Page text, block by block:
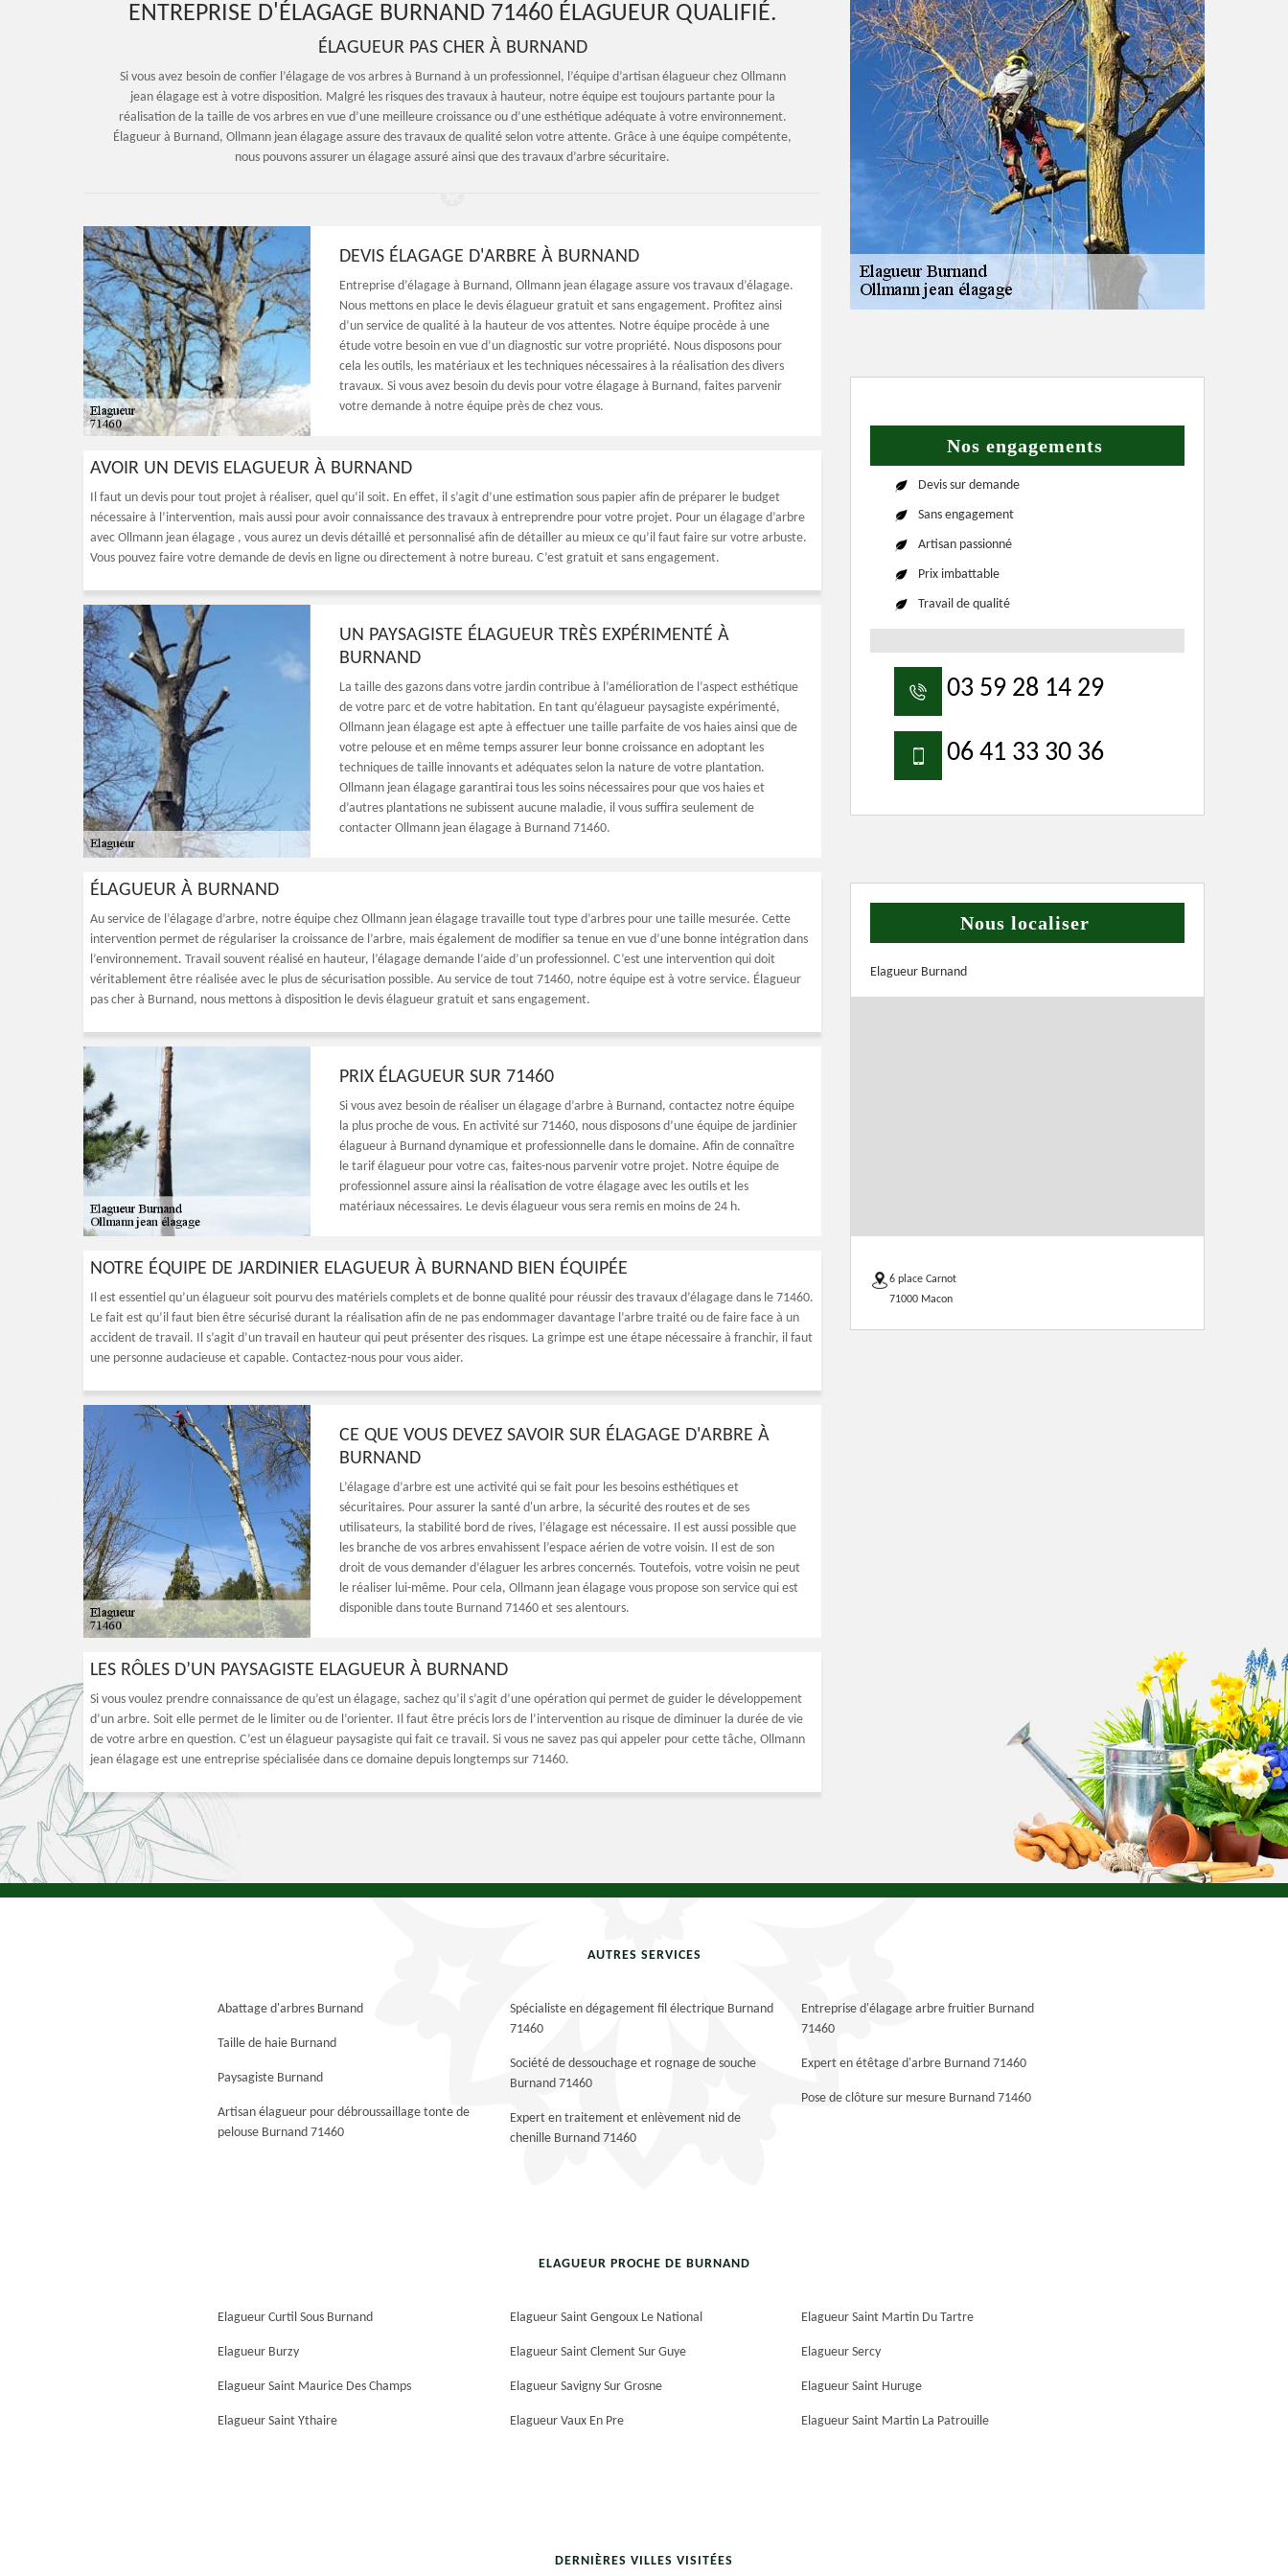
ENTREPRISE D'ÉLAGAGE BURNAND 71460 ÉLAGUEUR QUALIFIÉ.
ÉLAGUEUR PAS CHER À BURNAND
Si vous avez besoin de confier l’élagage de vos arbres à Burnand à un professionnel, l’équipe d’artisan élagueur chez Ollmann
jean élagage est à votre disposition. Malgré les risques des travaux à hauteur, notre équipe est toujours partante pour la
réalisation de la taille de vos arbres en vue d’une meilleure croissance ou d’une esthétique adéquate à votre environnement.
Élagueur à Burnand, Ollmann jean élagage assure des travaux de qualité selon votre attente. Grâce à une équipe compétente,
nous pouvons assurer un élagage assuré ainsi que des travaux d’arbre sécuritaire.
DEVIS ÉLAGAGE D'ARBRE À BURNAND
Entreprise d’élagage à Burnand, Ollmann jean élagage assure vos travaux d’élagage.
Nous mettons en place le devis élagueur gratuit et sans engagement. Profitez ainsi
d’un service de qualité à la hauteur de vos attentes. Notre équipe procède à une
étude votre besoin en vue d’un diagnostic sur votre propriété. Nous disposons pour
cela les outils, les matériaux et les techniques nécessaires à la réalisation des divers
travaux. Si vous avez besoin du devis pour votre élagage à Burnand, faites parvenir
votre demande à notre équipe près de chez vous.
AVOIR UN DEVIS ELAGUEUR À BURNAND
Il faut un devis pour tout projet à réaliser, quel qu’il soit. En effet, il s’agit d’une estimation sous papier afin de préparer le budget
nécessaire à l’intervention, mais aussi pour avoir connaissance des travaux à entreprendre pour votre projet. Pour un élagage d’arbre
avec Ollmann jean élagage , vous aurez un devis détaillé et personnalisé afin de détailler au mieux ce qu’il faut faire sur votre arbuste.
Vous pouvez faire votre demande de devis en ligne ou directement à notre bureau. C’est gratuit et sans engagement.
UN PAYSAGISTE ÉLAGUEUR TRÈS EXPÉRIMENTÉ À
BURNAND
La taille des gazons dans votre jardin contribue à l’amélioration de l’aspect esthétique
de votre parc et de votre habitation. En tant qu’élagueur paysagiste expérimenté,
Ollmann jean élagage est apte à effectuer une taille parfaite de vos haies ainsi que de
votre pelouse et en même temps assurer leur bonne croissance en adoptant les
techniques de taille innovants et adéquates selon la nature de votre plantation.
Ollmann jean élagage garantirai tous les soins nécessaires pour que vos haies et
d’autres plantations ne subissent aucune maladie, il vous suffira seulement de
contacter Ollmann jean élagage à Burnand 71460.
ÉLAGUEUR À BURNAND
Au service de l’élagage d’arbre, notre équipe chez Ollmann jean élagage travaille tout type d’arbres pour une taille mesurée. Cette
intervention permet de régulariser la croissance de l’arbre, mais également de modifier sa tenue en vue d’une bonne intégration dans
l’environnement. Travail souvent réalisé en hauteur, l’élagage demande l’aide d’un professionnel. C’est une intervention qui doit
véritablement être réalisée avec le plus de sécurisation possible. Au service de tout 71460, notre équipe est à votre service. Élagueur
pas cher à Burnand, nous mettons à disposition le devis élagueur gratuit et sans engagement.
PRIX ÉLAGUEUR SUR 71460
Si vous avez besoin de réaliser un élagage d’arbre à Burnand, contactez notre équipe
la plus proche de vous. En activité sur 71460, nous disposons d’une équipe de jardinier
élagueur à Burnand dynamique et professionnelle dans le domaine. Afin de connaître
le tarif élagueur pour votre cas, faites-nous parvenir votre projet. Notre équipe de
professionnel assure ainsi la réalisation de votre élagage avec les outils et les
matériaux nécessaires. Le devis élagueur vous sera remis en moins de 24 h.
NOTRE ÉQUIPE DE JARDINIER ELAGUEUR À BURNAND BIEN ÉQUIPÉE
Il est essentiel qu’un élagueur soit pourvu des matériels complets et de bonne qualité pour réussir des travaux d’élagage dans le 71460.
Le fait est qu’il faut bien être sécurisé durant la réalisation afin de ne pas endommager davantage l’arbre traité ou de faire face à un
accident de travail. Il s’agit d’un travail en hauteur qui peut présenter des risques. La grimpe est une étape nécessaire à franchir, il faut
une personne audacieuse et capable. Contactez-nous pour vous aider.
CE QUE VOUS DEVEZ SAVOIR SUR ÉLAGAGE D'ARBRE À
BURNAND
L’élagage d’arbre est une activité qui se fait pour les besoins esthétiques et
sécuritaires. Pour assurer la santé d'un arbre, la sécurité des routes et de ses
utilisateurs, la stabilité bord de rives, l’élagage est nécessaire. Il est aussi possible que
les branche de vos arbres envahissent l’espace aérien de votre voisin. Il est de son
droit de vous demander d’élaguer les arbres concernés. Toutefois, votre voisin ne peut
le réaliser lui-même. Pour cela, Ollmann jean élagage vous propose son service qui est
disponible dans toute Burnand 71460 et ses alentours.
LES RÔLES D’UN PAYSAGISTE ELAGUEUR À BURNAND
Si vous voulez prendre connaissance de qu’est un élagage, sachez qu’il s’agit d’une opération qui permet de guider le développement
d’un arbre. Soit elle permet de le limiter ou de l’orienter. Il faut être précis lors de l’intervention au risque de diminuer la durée de vie
de votre arbre en question. C’est un élagueur paysagiste qui fait ce travail. Si vous ne savez pas qui appeler pour cette tâche, Ollmann
jean élagage est une entreprise spécialisée dans ce domaine depuis longtemps sur 71460.
Nos engagements
Devis sur demande
Sans engagement
Artisan passionné
Prix imbattable
Travail de qualité
03 59 28 14 29
06 41 33 30 36
Nous localiser
Elagueur Burnand
6 place Carnot
71000 Macon
AUTRES SERVICES
Abattage d'arbres Burnand
Taille de haie Burnand
Paysagiste Burnand
Artisan élagueur pour débroussaillage tonte de
pelouse Burnand 71460
Spécialiste en dégagement fil électrique Burnand
71460
Société de dessouchage et rognage de souche
Burnand 71460
Expert en traitement et enlèvement nid de
chenille Burnand 71460
Entreprise d'élagage arbre fruitier Burnand
71460
Expert en étêtage d'arbre Burnand 71460
Pose de clôture sur mesure Burnand 71460
ELAGUEUR PROCHE DE BURNAND
Elagueur Curtil Sous Burnand
Elagueur Burzy
Elagueur Saint Maurice Des Champs
Elagueur Saint Ythaire
Elagueur Saint Gengoux Le National
Elagueur Saint Clement Sur Guye
Elagueur Savigny Sur Grosne
Elagueur Vaux En Pre
Elagueur Saint Martin Du Tartre
Elagueur Sercy
Elagueur Saint Huruge
Elagueur Saint Martin La Patrouille
DERNIÈRES VILLES VISITÉES